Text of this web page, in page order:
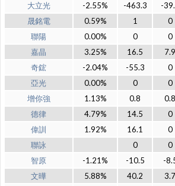
大立光
-2.55% -463.3 -
晟銘電
0.59% 1 0
聯陽
0.00% 0 0
嘉晶
3.25% 16.5 7.9
奇鋐
-2.04% -55.3 0
亞光
0.00% 0 0
增你強
1.13% 0.8 0.8
德律
4.79% 14.5 0
偉訓
1.92% 16.1 0
聯詠
0 0
智原
-1.21% -10.5 -
文曄
5.88% 40.2 3.7